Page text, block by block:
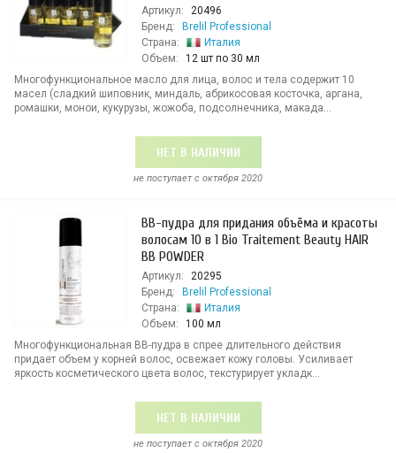
Артикул:
20496
Бренд:
Brelil Professional
Страна:
Италия
Объем:
12 шт по 30 мл
Многофункциональное масло для лица, волос и тела содержит 10
масел (сладкий шиповник, миндаль, абрикосовая косточка, аргана,
ромашки, монои, кукурузы, жожоба, подсолнечника, макада...
НЕТ В НАЛИЧИИ
не поступает c октября 2020
BB-пудра для придания объёма и красоты
волосам 10 в 1 Bio Traitement Beauty HAIR
BB POWDER
Артикул:
20295
Бренд:
Brelil Professional
Страна:
Италия
Объем:
100 мл
Многофункциональная BB-пудра в спрее длительного действия
придает объем у корней волос, освежает кожу головы. Усиливает
яркость косметического цвета волос, текстурирует укладк...
НЕТ В НАЛИЧИИ
не поступает c октября 2020